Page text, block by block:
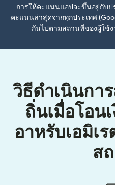
การให้คะแนนแอปจะขึ้นอยู่กับป
คะแนนล่าสุดจากทุกประเทศ
กันไปตามสถานที่ของผู้ใช้
วิธีดำเนินกา
ถิ่นเมื่อโอน
อาหรับเอมิเ
ส